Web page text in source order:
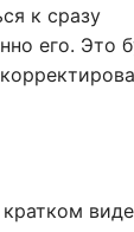
к сразу
его. Это